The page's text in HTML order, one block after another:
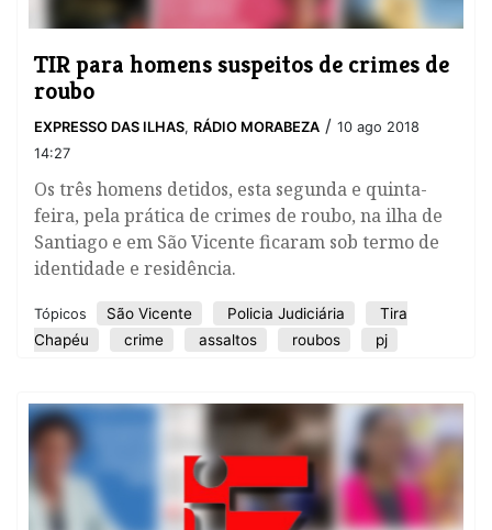
​TIR para homens suspeitos de crimes de
roubo
EXPRESSO DAS ILHAS, RÁDIO MORABEZA / 10 ago 2018
14:27
Os três homens detidos, esta segunda e quinta-
feira, pela prática de crimes de roubo, na ilha de
Santiago e em São Vicente ficaram sob termo de
identidade e residência.
Tópicos São Vicente Policia Judiciária
Tira
Chapéu
crime assaltos roubos pj